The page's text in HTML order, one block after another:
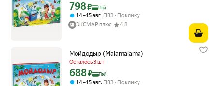
Цена с картой Яндекс Пэй 798 ₽ вместо
798₽ Пэй
14 – 15 авг ПВЗ
По клику
ЭКСМАР плюс
4.8
Мойдодыр (Malamalama)
Осталось 3 шт
Цена с картой Яндекс Пэй 688 ₽ вместо
688₽ Пэй
14 – 15 авг, ПВЗ
По клику